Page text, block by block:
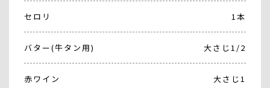
セロリ 1本
バター(牛タン用) 大さじ1/2
赤ワイン 大さじ1